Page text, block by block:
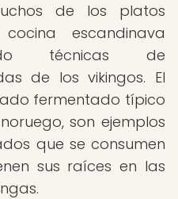
de los platos
escandinava
técnicas de
de los vikingos. El
fermentado típico
son ejemplos
que se consumen
sus raíces en las